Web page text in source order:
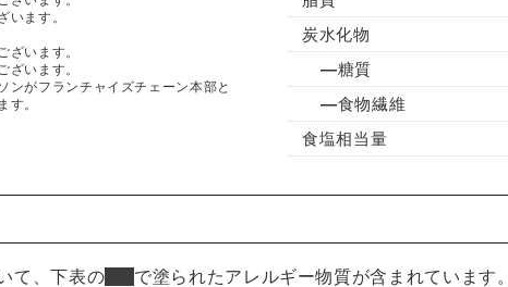
ます。
います。
います。
がフランチャイズチェーン本部と
す。
炭水化物
糖質
食物繊維
食塩相当量
て、下表の で塗られたアレルギー物質が含まれています。